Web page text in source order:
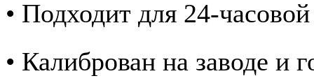
• Подходит для 24-
• Калиброван на заводе и